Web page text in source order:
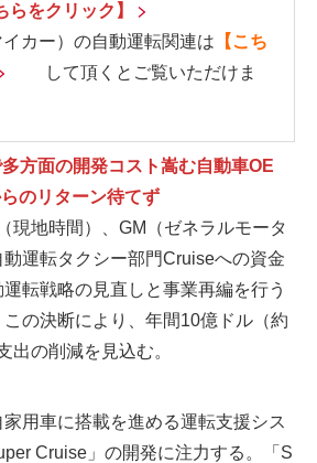
らをクリック】
カー）の自動運転関連は 【こち
して頂くとご覧いただけま
方面の開発コスト嵩む自動車OE
のリターン待てず
地時間）、GM（ゼネラルモータ
運転タクシー部門Cruiseへの資金
転戦略の見直しと事業再編を行う
この決断により、年間10億ドル（約
出の削減を見込む。
用車に搭載を進める運転支援シス
Cruise」の開発に注力する。「S